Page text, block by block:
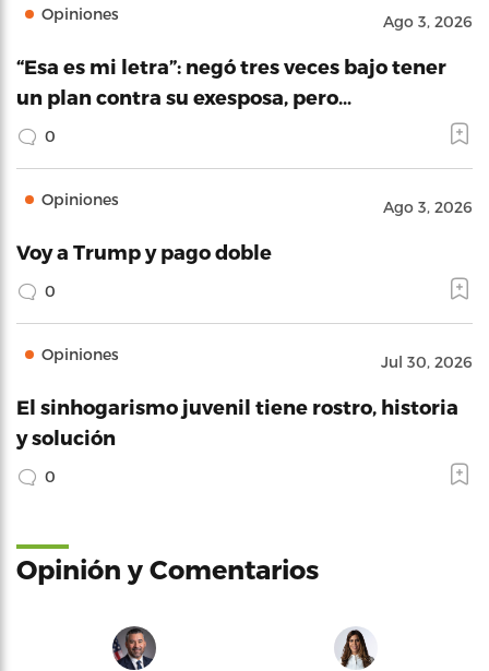
Opiniones Ago 3, 2026
“Esa es mi letra”: negó tres veces bajo tener
un plan contra su exesposa, pero…
0
Opiniones Ago 3, 2026
Voy a Trump y pago doble
0
Opiniones Jul 30, 2026
El sinhogarismo juvenil tiene rostro, historia
y solución
0
Opinión y Comentarios